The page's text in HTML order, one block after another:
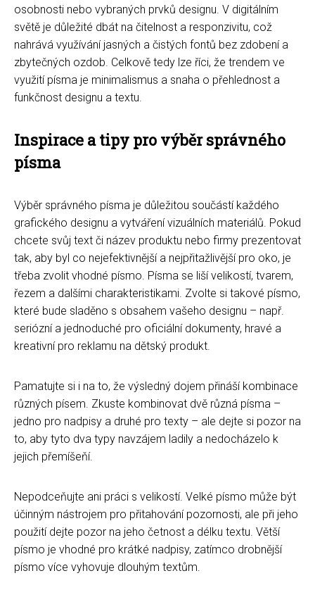
osobnosti nebo vybraných prvků designu. V digitálním
světě je důležité dbát na čitelnost a responzivitu, což
nahrává využívání jasných a čistých fontů bez zdobení a
zbytečných ozdob. Celkově tedy lze říci, že trendem ve
využití písma je minimalismus a snaha o přehlednost a
funkčnost designu a textu.
Inspirace a tipy pro výběr správného
písma
Výběr správného písma je důležitou součástí každého
grafického designu a vytváření vizuálních materiálů. Pokud
chcete svůj text či název produktu nebo firmy prezentovat
tak, aby byl co nejefektivnější a nejpřitažlivější pro oko, je
třeba zvolit vhodné písmo. Písma se liší velikostí, tvarem,
řezem a dalšími charakteristikami. Zvolte si takové písmo,
které bude sladěno s obsahem vašeho designu – např.
seriózní a jednoduché pro oficiální dokumenty, hravé a
kreativní pro reklamu na dětský produkt.
Pamatujte si i na to, že výsledný dojem přináší kombinace
různých písem. Zkuste kombinovat dvě různá písma –
jedno pro nadpisy a druhé pro texty – ale dejte si pozor na
to, aby tyto dva typy navzájem ladily a nedocházelo k
jejich přemíšeňí.
Nepodceňujte ani práci s velikostí. Velké písmo může být
účinným nástrojem pro přitahování pozornosti, ale při jeho
použití dejte pozor na jeho četnost a délku textu. Větší
písmo je vhodné pro krátké nadpisy, zatímco drobnější
písmo více vyhovuje dlouhým textům.